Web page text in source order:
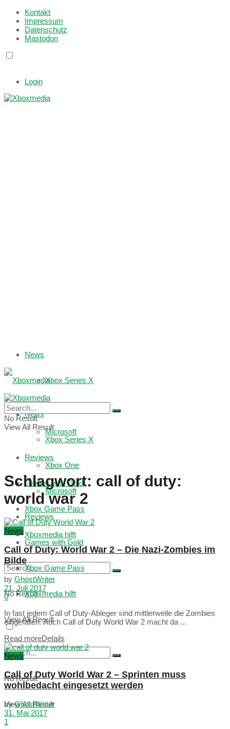
Kontakt
Impressum
Datenschutz
Mastodon
Login
News
Xbox Series X
Microsoft
Reviews
Games with Gold
Xbox Game Pass
Xboxmedia hilft
No Result
View All Result
News
Xbox Series X
Xbox One
Microsoft
Reviews
Games with Gold
Xbox Game Pass
Xboxmedia hilft
No Result
View All Result
No Result
View All Result
Schlagwort: call of duty:
world war 2
News
Call of Duty: World War 2 – Die Nazi-Zombies im
Bilde
by GhostWriter
21. Juli 2017
0
In fast jedem Call of Duty-Ableger sind mittlerweile die Zombies
eingefallen. Auch Call of Duty World War 2 macht da ...
Read moreDetails
News
Call of Duty World War 2 – Sprinten muss
wohlbedacht eingesetzt werden
by GhostWriter
31. Mai 2017
1